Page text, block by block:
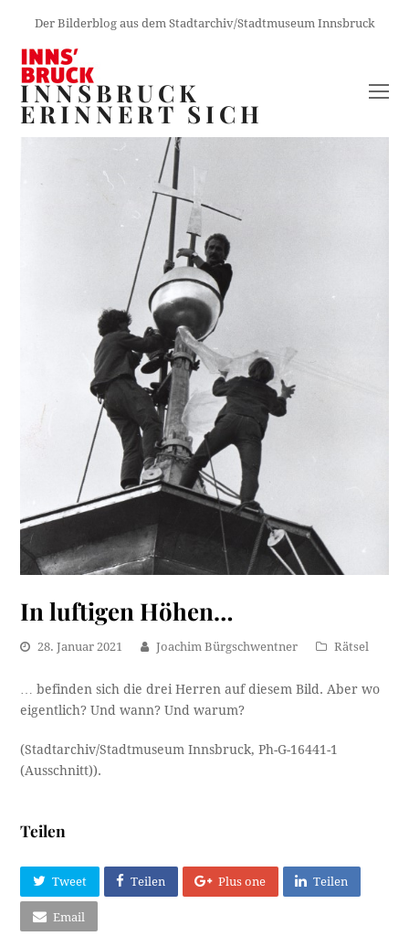
Der Bilderblog aus dem Stadtarchiv/Stadtmuseum Innsbruck
INNSBRUCK
ERINNERT SICH
In luftigen Höhen…
28. Januar 2021 Joachim Bürgschwentner Rätsel
… befinden sich die drei Herren auf diesem Bild. Aber wo
eigentlich? Und wann? Und warum?
(Stadtarchiv/Stadtmuseum Innsbruck, Ph-G-16441-1
(Ausschnitt)).
Teilen
Tweet Teilen Plus one Teilen
Email